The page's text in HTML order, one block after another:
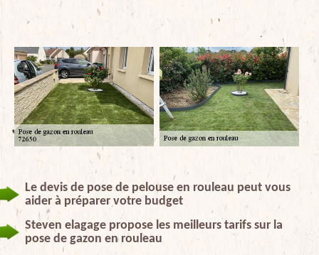
Le devis de pose de pelouse en rouleau peut vous
aider à préparer votre budget
Steven elagage propose les meilleurs tarifs sur la
pose de gazon en rouleau